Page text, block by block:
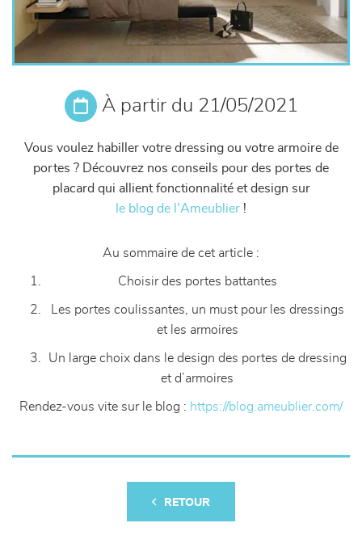
À partir du 21/05/2021
Vous voulez habiller votre dressing ou votre armoire de
portes ? Découvrez nos conseils pour des portes de
placard qui allient fonctionnalité et design sur
le blog de l'Ameublier !
Au sommaire de cet article :
Choisir des portes battantes
Les portes coulissantes, un must pour les dressings
et les armoires
Un large choix dans le design des portes de dressing
et d’armoires
Rendez-vous vite sur le blog : https://blog.ameublier.com/
RETOUR